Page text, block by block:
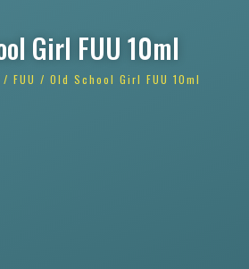
Girl FUU 10ml
/ FUU / Old School Girl FUU 10ml